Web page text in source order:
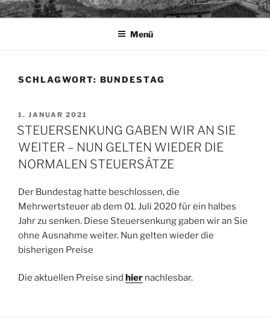
Zum
InhaltTAPIA.DE
Sprachen für das Leben
Menü
SCHLAGWORT: BUNDESTAG
VERÖFFENTLICHT
AM
1. JANUAR 2021
STEUERSENKUNG GABEN WIR AN SIE
WEITER – NUN GELTEN WIEDER DIE
NORMALEN STEUERSÄTZE
Der Bundestag hatte beschlossen, die
Mehrwertsteuer ab dem 01. Juli 2020 für ein halbes
Jahr zu senken. Diese Steuersenkung gaben wir an Sie
ohne Ausnahme weiter. Nun gelten wieder die
bisherigen Preise
Die aktuellen Preise sind hier nachlesbar.